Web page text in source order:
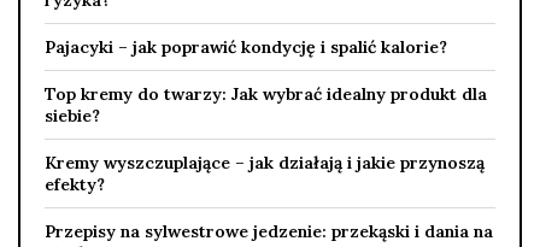
Pajacyki – jak poprawić kondycję i spalić kalorie?
Top kremy do twarzy: Jak wybrać idealny produkt dla
siebie?
Kremy wyszczuplające – jak działają i jakie przynoszą
efekty?
Przepisy na sylwestrowe jedzenie: przekąski i dania na